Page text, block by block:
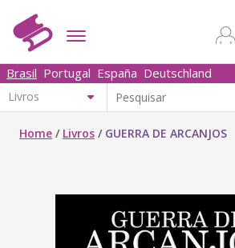
Brasil Portugal España Deutschland
Home / Livros / GUERRA DE ARCANJOS